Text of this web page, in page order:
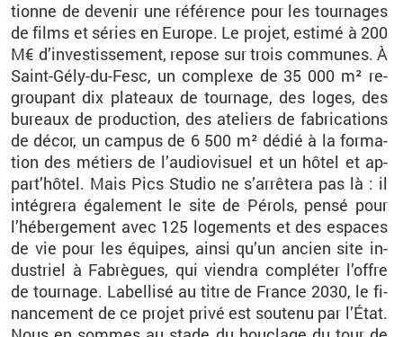
tionne de de­ve­nir une ré­fé­rence pour les tour­nages
de films et sé­ries en Eu­rope. Le pro­jet, es­timé à 200
M€ d’in­ves­tis­se­ment, re­pose sur trois com­munes. À
Saint-Gély-du-Fesc, un com­plexe de 35 000 m² re­
grou­pant dix pla­teaux de tour­nage, des loges, des
bu­reaux de pro­duc­tion, des ate­liers de fa­bri­ca­tions
de décor, un cam­pus de 6 500 m² dédié à la for­ma­
tion des mé­tiers de l’au­dio­vi­suel et un hôtel et ap­
part’hô­tel. Mais Pics Stu­dio ne s’ar­rê­tera pas là : il
in­té­grera éga­le­ment le site de Pé­rols, pensé pour
l’hé­ber­ge­ment avec 125 lo­ge­ments et des es­paces
de vie pour les équipes, ainsi qu’un an­cien site in­
dus­triel à Fa­brègues, qui vien­dra com­plé­ter l’offre
de tour­nage. La­bel­lisé au titre de France 2030, le fi­
nan­ce­ment de ce pro­jet privé est sou­tenu par l’État.